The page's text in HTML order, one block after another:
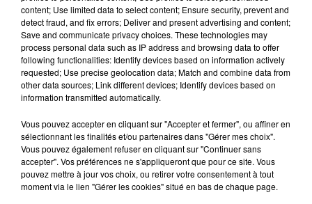
20 juillet 2026
UNE ADOLESCENTE DEVANT SE FAIRE
OPÉRER DE LA CHEVILLE RESSORT DE LA...
La famille a porté plainte contre la clinique qui a
reconnu sa responsabilité et présenté ses
excuses.
TITRES DIFFUSÉS
content; Use limited data to select content; Ensure security, prevent and
detect fraud, and fix errors; Deliver and present advertising and content;
Save and communicate privacy choices. These technologies may
process personal data such as IP address and browsing data to offer
following functionalities: Identify devices based on information actively
requested; Use precise geolocation data; Match and combine data from
other data sources; Link different devices; Identify devices based on
information transmitted automatically.
Vous pouvez accepter en cliquant sur "Accepter et fermer", ou affiner en
sélectionnant les finalités et/ou partenaires dans "Gérer mes choix".
Vous pouvez également refuser en cliquant sur "Continuer sans
accepter". Vos préférences ne s'appliqueront que pour ce site. Vous
pouvez mettre à jour vos choix, ou retirer votre consentement à tout
moment via le lien "Gérer les cookies" situé en bas de chaque page.